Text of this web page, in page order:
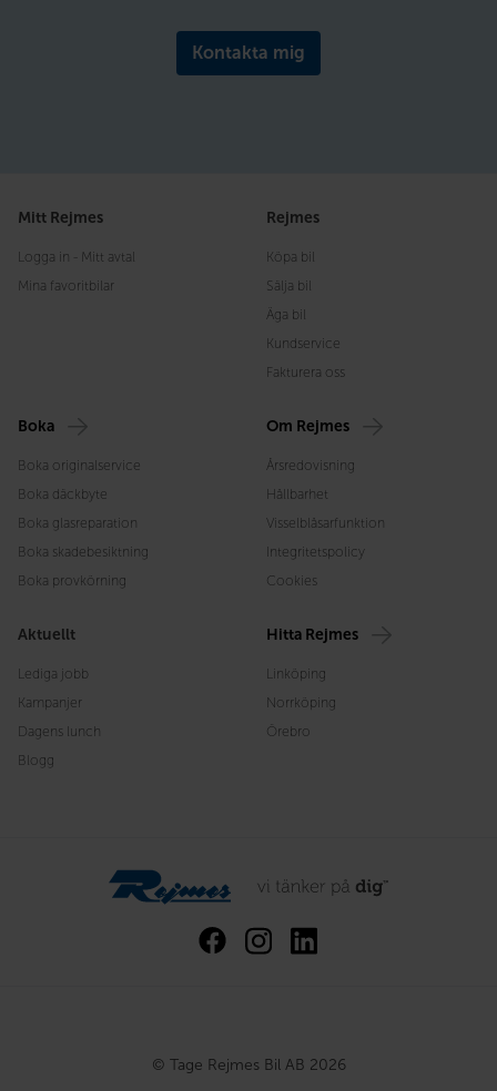
Mitt Rejmes
Logga in - Mitt avtal
Mina favoritbilar
Rejmes
Köpa bil
Sälja bil
Äga bil
Kundservice
Fakturera oss
Boka
Boka originalservice
Boka däckbyte
Boka glasreparation
Boka skadebesiktning
Boka provkörning
Om Rejmes
Årsredovisning
Hållbarhet
Visselblåsarfunktion
Integritetspolicy
Cookies
Aktuellt
Lediga jobb
Kampanjer
Dagens lunch
Blogg
Hitta Rejmes
Linköping
Norrköping
Örebro
© Tage Rejmes Bil AB 2026